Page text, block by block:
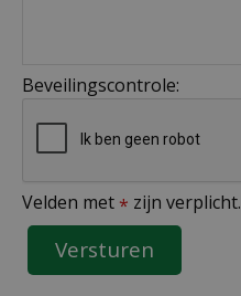
Beveilingscontrole:
Velden met * zijn verplicht.